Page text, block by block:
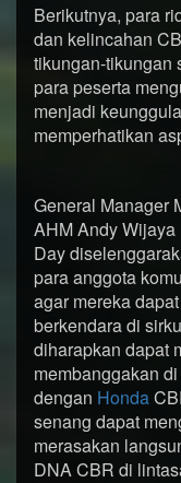
Berikutnya, para
dan kelincahan
tikungan-tikungan
para peserta
menjadi
memperhatikan
General Manager
AHM Andy
Day
para anggota
agar mereka
berkendara di
diharapkan dapat
membanggakan
dengan Honda
senang dapat
merasakan
DNA CBR di